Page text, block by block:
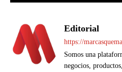
Editorial
https://
Somos una
negocios,